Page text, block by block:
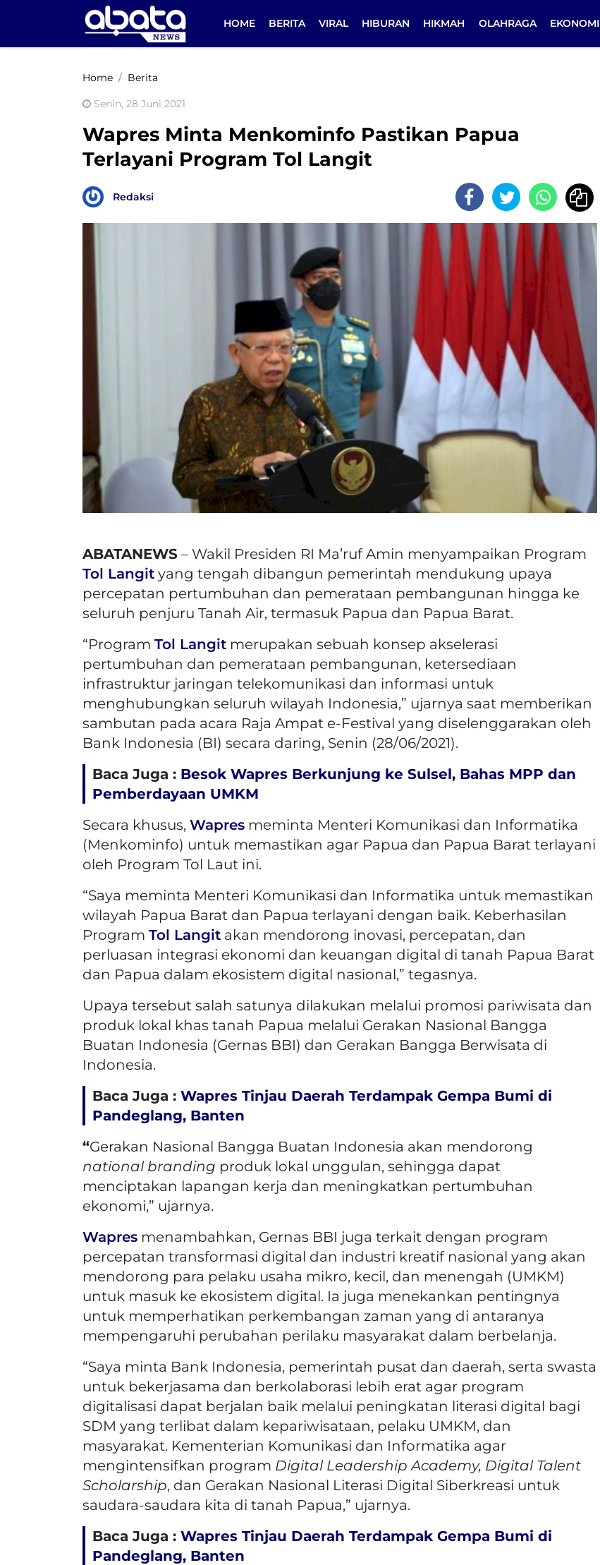
HOME BERITA VIRAL HIBURAN HIKMAH OLAHRAGA EKONOMI
Home Berita
Senin, 28 Juni 2021
Wapres Minta Menkominfo Pastikan Papua
Terlayani Program Tol Langit
Redaksi
ABATANEWS – Wakil Presiden RI Ma’ruf Amin menyampaikan Program
Tol Langit yang tengah dibangun pemerintah mendukung upaya
percepatan pertumbuhan dan pemerataan pembangunan hingga ke
seluruh penjuru Tanah Air, termasuk Papua dan Papua Barat.
“Program Tol Langit merupakan sebuah konsep akselerasi
pertumbuhan dan pemerataan pembangunan, ketersediaan
infrastruktur jaringan telekomunikasi dan informasi untuk
menghubungkan seluruh wilayah Indonesia,” ujarnya saat memberikan
sambutan pada acara Raja Ampat e-Festival yang diselenggarakan oleh
Bank Indonesia (BI) secara daring, Senin (28/06/2021).
Baca Juga : Besok Wapres Berkunjung ke Sulsel, Bahas MPP dan
Pemberdayaan UMKM
Secara khusus, Wapres meminta Menteri Komunikasi dan Informatika
(Menkominfo) untuk memastikan agar Papua dan Papua Barat terlayani
oleh Program Tol Laut ini.
“Saya meminta Menteri Komunikasi dan Informatika untuk memastikan
wilayah Papua Barat dan Papua terlayani dengan baik. Keberhasilan
Program Tol Langit akan mendorong inovasi, percepatan, dan
perluasan integrasi ekonomi dan keuangan digital di tanah Papua Barat
dan Papua dalam ekosistem digital nasional,” tegasnya.
Upaya tersebut salah satunya dilakukan melalui promosi pariwisata dan
produk lokal khas tanah Papua melalui Gerakan Nasional Bangga
Buatan Indonesia (Gernas BBI) dan Gerakan Bangga Berwisata di
Indonesia.
Baca Juga : Wapres Tinjau Daerah Terdampak Gempa Bumi di
Pandeglang, Banten
“Gerakan Nasional Bangga Buatan Indonesia akan mendorong
national branding produk lokal unggulan, sehingga dapat
menciptakan lapangan kerja dan meningkatkan pertumbuhan
ekonomi,” ujarnya.
Wapres menambahkan, Gernas BBI juga terkait dengan program
percepatan transformasi digital dan industri kreatif nasional yang akan
mendorong para pelaku usaha mikro, kecil, dan menengah (UMKM)
untuk masuk ke ekosistem digital. Ia juga menekankan pentingnya
untuk memperhatikan perkembangan zaman yang di antaranya
mempengaruhi perubahan perilaku masyarakat dalam berbelanja.
“Saya minta Bank Indonesia, pemerintah pusat dan daerah, serta swasta
untuk bekerjasama dan berkolaborasi lebih erat agar program
digitalisasi dapat berjalan baik melalui peningkatan literasi digital bagi
SDM yang terlibat dalam kepariwisataan, pelaku UMKM, dan
masyarakat. Kementerian Komunikasi dan Informatika agar
mengintensifkan program Digital Leadership Academy, Digital Talent
Scholarship, dan Gerakan Nasional Literasi Digital Siberkreasi untuk
saudara-saudara kita di tanah Papua,” ujarnya.
Baca Juga : Wapres Tinjau Daerah Terdampak Gempa Bumi di
Pandeglang, Banten